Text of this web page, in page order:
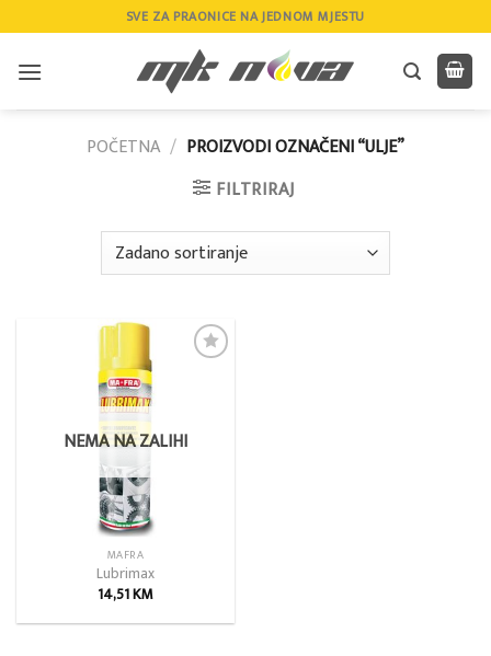
to
content
SVE ZA PRAONICE NA JEDNOM MJESTU
POČETNA / PROIZVODI OZNAČENI “ULJE”
FILTRIRAJ
NEMA NA ZALIHI
MAFRA
Lubrimax
14,51KM